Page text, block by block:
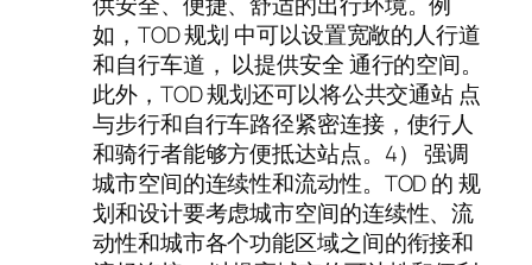
如，TOD 规划 中可以设置宽敞的人行道
和自行车道， 以提供安全 通行的空间。
此外，TOD 规划还可以将公共交通站 点
与步行和自行车路径紧密连接，使行人
和骑行者能够方便抵达站点。4） 强调
城市空间的连续性和流动性。TOD 的 规
划和设计要考虑城市空间的连续性、流
动性和城市各个功能区域之间的衔接和